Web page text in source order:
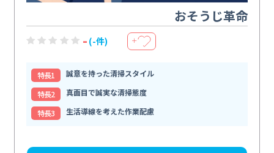
おそうじ革命
- (-件) ＋
特⻑1
誠意を持った清掃スタイル
特⻑2
真面目で誠実な清掃態度
特⻑3
生活導線を考えた作業配慮